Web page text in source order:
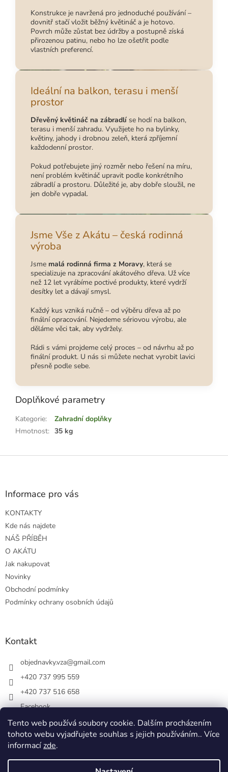
Tento web používá soubory cookie. Dalším procházením
tohoto webu vyjadřujete souhlas s jejich používáním.. Více
informacízde.
Konstrukce je navržená pro jednoduché používání –
dovnitř stačí vložit běžný květináč a je hotovo.
Povrch může zůstat bez údržby a postupně získá
přirozenou patinu, nebo ho lze ošetřit podle
vlastních preferencí.
Ideální na balkon, terasu i menší
prostor
Dřevěný květináč na zábradlí se hodí na balkon,
terasu i menší zahradu. Využijete ho na bylinky,
květiny, jahody i drobnou zeleň, která zpříjemní
každodenní prostor.
Pokud potřebujete jiný rozměr nebo řešení na míru,
není problém květináč upravit podle konkrétního
zábradlí a prostoru. Důležité je, aby dobře sloužil, ne
jen dobře vypadal.
Jsme Vše z Akátu – česká rodinná
výroba
Jsme malá rodinná firma z Moravy, která se
specializuje na zpracování akátového dřeva. Už více
než 12 let vyrábíme poctivé produkty, které vydrží
desítky let a dávají smysl.
Každý kus vzniká ručně – od výběru dřeva až po
finální opracování. Nejedeme sériovou výrobu, ale
děláme věci tak, aby vydržely.
Rádi s vámi projdeme celý proces – od návrhu až po
finální produkt. U nás si můžete nechat vyrobit lavici
přesně podle sebe.
Doplňkové parametry
Kategorie:
Zahradní doplňky
Hmotnost: 35 kg
Z
Informace pro vás
KONTAKTY
Kde nás najdete
NÁŠ PŘÍBĚH
O AKÁTU
Jak nakupovat
Novinky
Obchodní podmínky
Podmínky ochrany osobních údajů
Kontakt
objednavky.vza@gmail.com
+420 737 995 559
+420 737 516 658
Facebook
vsezakatu/
+420 737 516 658